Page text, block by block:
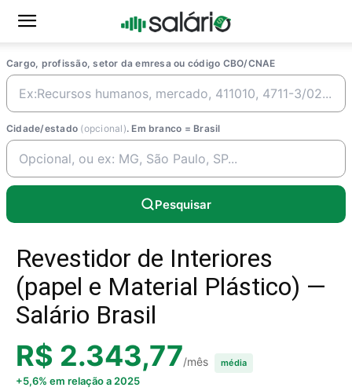
Cargo, profissão, setor da emresa ou código CBO/CNAE
Cidade/estado (opcional). Em branco = Brasil
Pesquisar
Revestidor de Interiores
(papel e Material Plástico) —
Salário Brasil
R$ 2.343,77/mês média
+5,6% em relação a 2025